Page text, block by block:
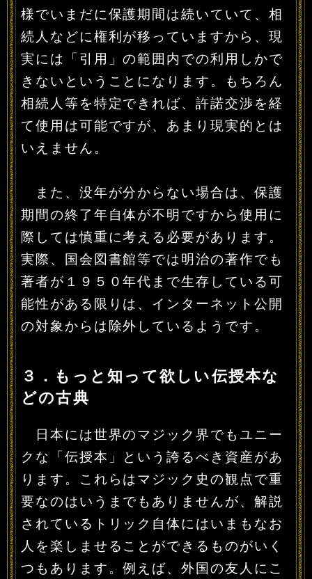
様でいまだに保護期間は続いていて、相
続人などに権利が移っていますから、現
実には「引用」の範囲内での利用しかで
きないということになります。もちろん
相続人等を特定できれば、許諾交渉を経
て使用は可能ですが、あまり現実的とは
いえません。
また、没年が分からない場合は、保護
期間の終了年自体が不明ですから使用に
際しては慎重に考える必要があります。
実際、国会図書館等では明治の著作でも
著者が１９５０年代まで生存している可
能性がある限りは、インターネット公開
の対象からは除外しているようです。
３．もっと知って欲しい伝授本な
どの古典
日本には世界のマジック界でもユニー
クな「伝授本」という誇るべき資産があ
ります。これらはマジック史の観点で重
要なのはいうまでもありませんが、解説
されているトリック自体にはいまもなお
人を楽しませることができるものがいく
つもあります。例えば、外国の友人にこ